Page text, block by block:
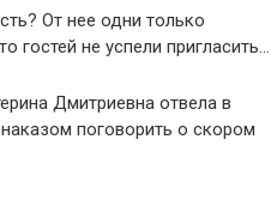
От нее одни только
гостей не успели пригласить…
Дмитриевна отвела в
поговорить о скором